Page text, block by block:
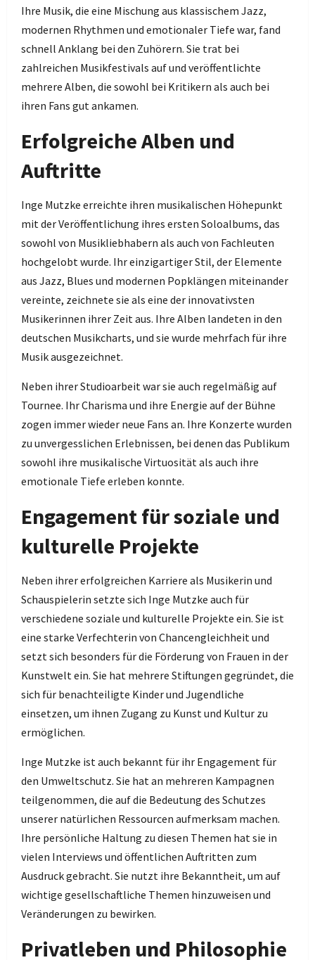
Ihre Musik, die eine Mischung aus klassischem Jazz,
modernen Rhythmen und emotionaler Tiefe war, fand
schnell Anklang bei den Zuhörern. Sie trat bei
zahlreichen Musikfestivals auf und veröffentlichte
mehrere Alben, die sowohl bei Kritikern als auch bei
ihren Fans gut ankamen.
Erfolgreiche Alben und
Auftritte
Inge Mutzke erreichte ihren musikalischen Höhepunkt
mit der Veröffentlichung ihres ersten Soloalbums, das
sowohl von Musikliebhabern als auch von Fachleuten
hochgelobt wurde. Ihr einzigartiger Stil, der Elemente
aus Jazz, Blues und modernen Popklängen miteinander
vereinte, zeichnete sie als eine der innovativsten
Musikerinnen ihrer Zeit aus. Ihre Alben landeten in den
deutschen Musikcharts, und sie wurde mehrfach für ihre
Musik ausgezeichnet.
Neben ihrer Studioarbeit war sie auch regelmäßig auf
Tournee. Ihr Charisma und ihre Energie auf der Bühne
zogen immer wieder neue Fans an. Ihre Konzerte wurden
zu unvergesslichen Erlebnissen, bei denen das Publikum
sowohl ihre musikalische Virtuosität als auch ihre
emotionale Tiefe erleben konnte.
Engagement für soziale und
kulturelle Projekte
Neben ihrer erfolgreichen Karriere als Musikerin und
Schauspielerin setzte sich Inge Mutzke auch für
verschiedene soziale und kulturelle Projekte ein. Sie ist
eine starke Verfechterin von Chancengleichheit und
setzt sich besonders für die Förderung von Frauen in der
Kunstwelt ein. Sie hat mehrere Stiftungen gegründet, die
sich für benachteiligte Kinder und Jugendliche
einsetzen, um ihnen Zugang zu Kunst und Kultur zu
ermöglichen.
Inge Mutzke ist auch bekannt für ihr Engagement für
den Umweltschutz. Sie hat an mehreren Kampagnen
teilgenommen, die auf die Bedeutung des Schutzes
unserer natürlichen Ressourcen aufmerksam machen.
Ihre persönliche Haltung zu diesen Themen hat sie in
vielen Interviews und öffentlichen Auftritten zum
Ausdruck gebracht. Sie nutzt ihre Bekanntheit, um auf
wichtige gesellschaftliche Themen hinzuweisen und
Veränderungen zu bewirken.
Privatleben und Philosophie